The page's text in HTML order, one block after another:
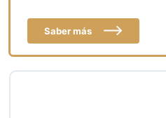
Saber más